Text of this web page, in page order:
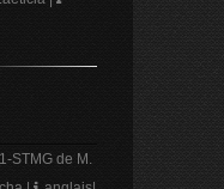
1-STMG de M.